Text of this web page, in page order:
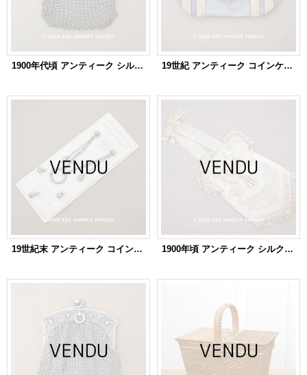
1900年代頃 アンティーク シルバー製 菫 メタルメッシュのコインケース 仕切り付き コインパース 19世紀 アンティーク コインケース 仕切り付き コインパース
19世紀末 アンティーク コインケース用 メタルパーツのセット GARNITURE POUR BOURSE AU CROCHET 1900年頃 アンティーク シルク製 初聖体のオモニエール エクリュ＆ベージュ